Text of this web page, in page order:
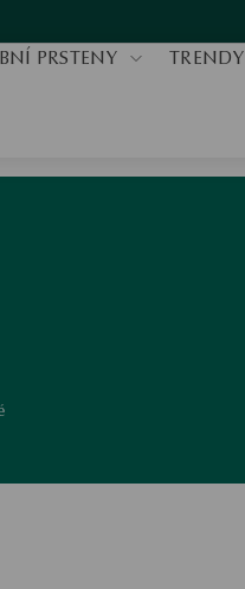
PRSTENY TRENDY